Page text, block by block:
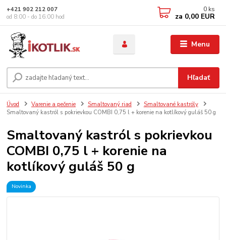
Menu
Hľadať
+421 902 212 007
od 8:00 - do 16:00 hod
0 ks
za 0,00 EUR
Úvod Varenie a pečenie Smaltovaný riad
Smaltované kastróly
Smaltovaný kastról s pokrievkou COMBI 0,75 l + korenie na kotlíkový guláš 50 g
Smaltovaný kastról s pokrievkou
COMBI 0,75 l + korenie na
kotlíkový guláš 50 g
Novinka